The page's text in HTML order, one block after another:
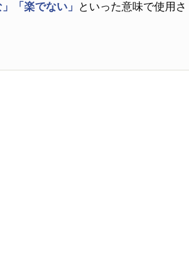
「楽でない」
といった意味で使用さ